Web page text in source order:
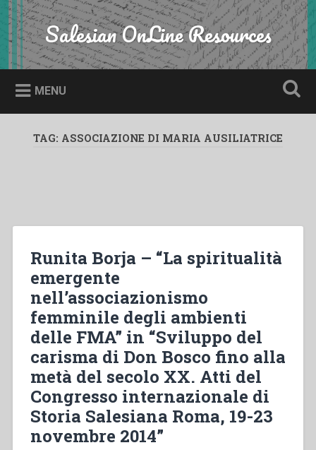
Skip
to
content
Search Salesian OnLine Resources
MENU
TAG: ASSOCIAZIONE DI MARIA AUSILIATRICE
Runita Borja – “La spiritualità
emergente
nell’associazionismo
femminile degli ambienti
delle FMA” in “Sviluppo del
carisma di Don Bosco fino alla
metà del secolo XX. Atti del
Congresso internazionale di
Storia Salesiana Roma, 19-23
novembre 2014”